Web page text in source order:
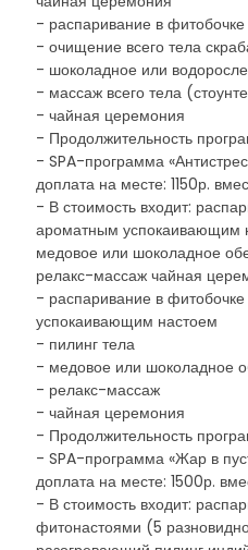
- распаривание в
- очищение всего тела
- шоколадное или
- массаж всего тела
- чайная церемония
- Продолжительность
- SPA-программа
доплата на месте: 1150р.
- В стоимость входит:
ароматным успокаивающим
медовое или шоколадное
релакс-массаж чайная
- распаривание в
успокаивающим настоем
- пилинг тела
- медовое или шоколадное
- релакс-массаж
- чайная церемония
- Продолжительность
- SPA-программа «Жар в
доплата на месте: 1500р.
- В стоимость входит:
фитонастоями (5